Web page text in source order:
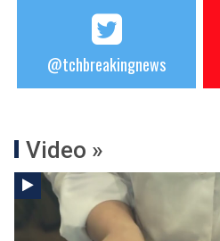
@tchbreakingnews
Video »